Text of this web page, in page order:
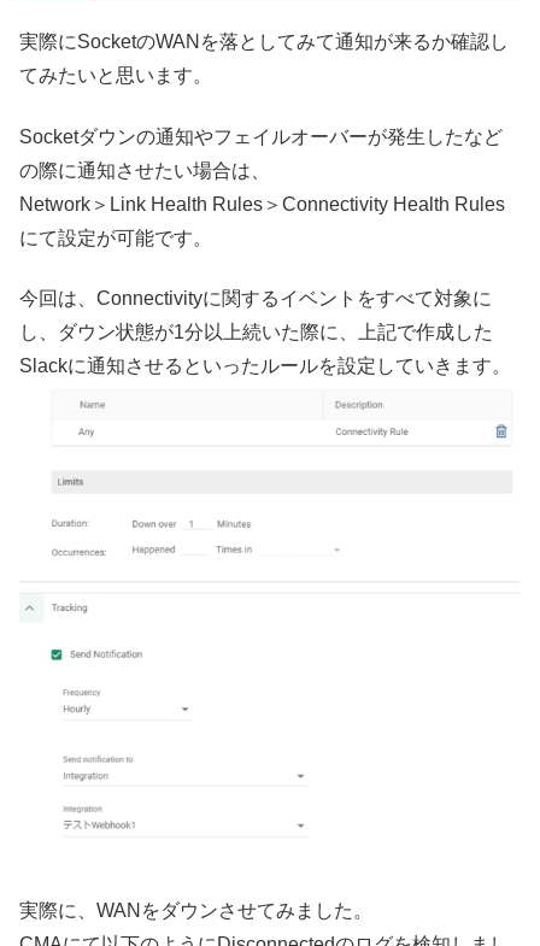
実際にSocketのWANを落としてみて通知が来るか確認し
てみたいと思います。
Socketダウンの通知やフェイルオーバーが発生したなど
の際に通知させたい場合は、
Network＞Link Health Rules＞Connectivity Health Rules
にて設定が可能です。
今回は、Connectivityに関するイベントをすべて対象に
し、ダウン状態が1分以上続いた際に、上記で作成した
Slackに通知させるといったルールを設定していきます。
実際に、WANをダウンさせてみました。